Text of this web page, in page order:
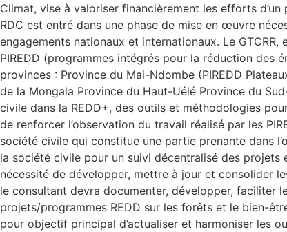
Climat, vise à valoriser financièrement les efforts
RDC est entré dans une phase de mise en œuvre
engagements nationaux et internationaux. Le
PIREDD (programmes intégrés pour la réduction
provinces : Province du Mai-Ndombe (PIREDD
de la Mongala Province du Haut-Uélé Province du
civile dans la REDD+, des outils et méthodologies
de renforcer l’observation du travail réalisé par les
société civile qui constitue une partie prenante dans
la société civile pour un suivi décentralisé des projets
nécessité de développer, mettre à jour et consolider
le consultant devra documenter, développer,
projets/programmes REDD sur les forêts et le bien-
pour objectif principal d’actualiser et harmoniser les